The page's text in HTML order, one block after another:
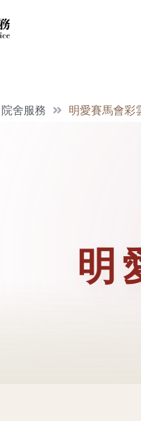
院舍服務 明愛賽馬會彩
明